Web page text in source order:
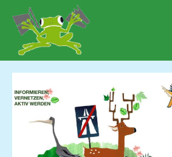
Inhalt
springenLobau.org
BürgerInitiative
"Rettet
die
–
Natur